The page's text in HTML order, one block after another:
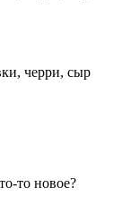
черри, сыр
то новое?